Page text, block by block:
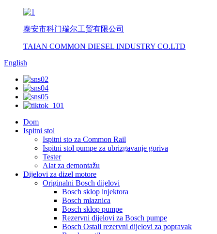
泰安市科门瑞尔工贸有限公司
TAIAN COMMON DIESEL INDUSTRY CO.LTD
English
Dom
Ispitni stol
Ispitni sto za Common Rail
Ispitni stol pumpe za ubrizgavanje goriva
Tester
Alat za demontažu
Dijelovi za dizel motore
Originalni Bosch dijelovi
Bosch sklop injektora
Bosch mlaznica
Bosch sklop pumpe
Rezervni dijelovi za Bosch pumpe
Bosch Ostali rezervni dijelovi za popravak